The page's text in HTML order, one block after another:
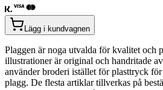
Lägg i kundvagnen
Plaggen är noga utvalda för kvalitet och
illustrationer är original och handritade
använder broderi istället för plasttryck
plagg. De flesta artiklar tillverkas på